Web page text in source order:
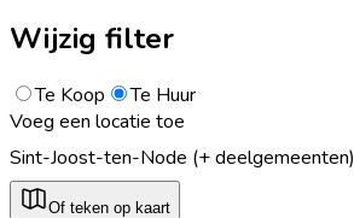
Wijzig filter
Te Koop
Te Huur
Voeg een locatie toe
Sint-Joost-ten-Node (+ deelgemeenten)
Of teken op kaart